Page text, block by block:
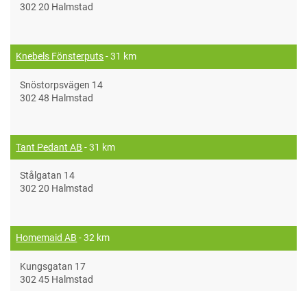
302 20 Halmstad
Knebels Fönsterputs- 31 km
Snöstorpsvägen 14
302 48 Halmstad
Tant Pedant AB - 31 km
Stålgatan 14
302 20 Halmstad
Homemaid AB - 32 km
Kungsgatan 17
302 45 Halmstad